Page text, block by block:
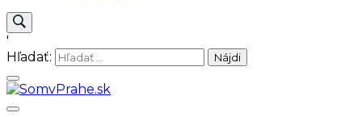
'
Hľadať: